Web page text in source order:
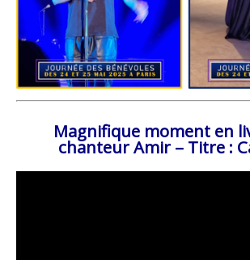
Magnifique moment en
chanteur Amir – Titre :